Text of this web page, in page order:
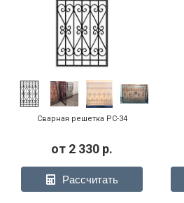
Сварная решетка РС-34
от 2 330 р.
Рассчитать